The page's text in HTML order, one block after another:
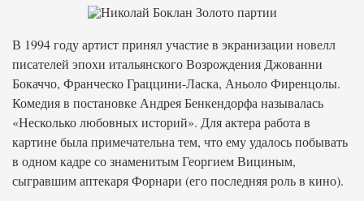
В 1994 году артист принял участие в экранизации новелл
писателей эпохи итальянского Возрождения Джованни
Бокаччо, Франческо Граццини-Ласка, Аньоло Фиренцолы.
Комедия в постановке Андрея Бенкендорфа называлась
«Несколько любовных историй». Для актера работа в
картине была примечательна тем, что ему удалось побывать
в одном кадре со знаменитым Георгием Вициным,
сыгравшим аптекаря Форнари (его последняя роль в кино).